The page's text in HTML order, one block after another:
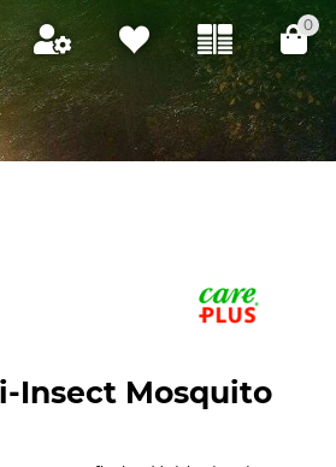
0
Insect Mosquito